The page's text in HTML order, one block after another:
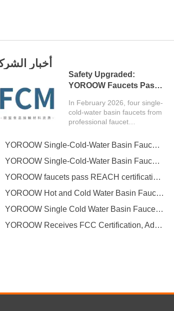
أخبار
Safety Upgraded:
YOROOW Faucets Pass
In February 2026, four single-
cold-water basin faucets from
professional faucet
successfully passed FCM
(Food Contact Materials)...
YOROOW Single-Cold-Water Basin Faucets Pass RSL Restricted Substances List Screening
YOROOW Single-Cold-Water Basin Faucets Pass COA Testing, Further Enhancing International Compliance System
YOROOW faucets pass REACH certification, ensuring environmental friendliness and safety.
YOROOW Hot and Cold Water Basin Faucets Pass FDA Food Contact Material Compliance Test
YOROOW Single Cold Water Basin Faucets Successfully Pass GPSR Certification
YOROOW Receives FCC Certification, Adding Authoritative Guarantee to its Deepening Reach in the South American Market